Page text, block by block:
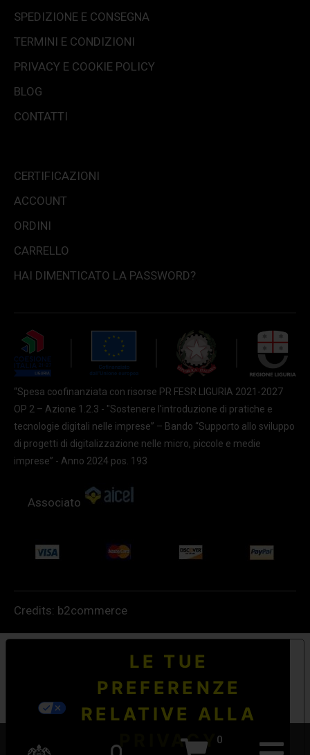
0
SPEDIZIONE E CONSEGNA
TERMINI E CONDIZIONI
PRIVACY E COOKIE POLICY
BLOG
CONTATTI
CERTIFICAZIONI
ACCOUNT
ORDINI
CARRELLO
HAI DIMENTICATO LA PASSWORD?
“Spesa coofinanziata con risorse PR FESR LIGURIA 2021-2027
OP 2 – Azione 1.2.3 - "Sostenere l'introduzione di pratiche e
tecnologie digitali nelle imprese” – Bando “Supporto allo sviluppo
di progetti di digitalizzazione nelle micro, piccole e medie
imprese” - Anno 2024 pos. 193
Associato
Credits: b2commerce
LE TUE
PREFERENZE
RELATIVE ALLA
PRIVACY